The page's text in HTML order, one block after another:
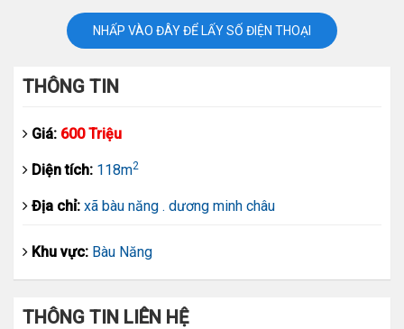
NHẤP VÀO ĐÂY ĐỂ LẤY SỐ ĐIỆN THOẠI
THÔNG TIN
Giá: 600 Triệu
Diện tích: 118m2
Địa chỉ: xã bàu năng . dương minh châu
Khu vực: Bàu Năng
THÔNG TIN LIÊN HỆ